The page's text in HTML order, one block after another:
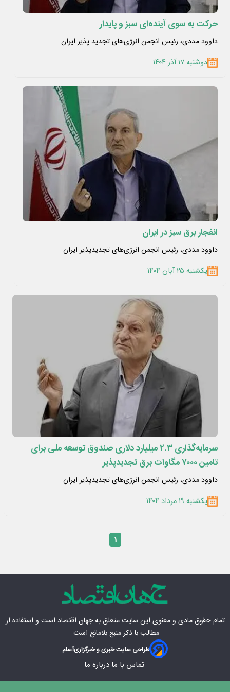
حرکت به سوی آینده‌ای سبز و پایدار
داوود مددی، رئیس‌ انجمن انرژی‌های تجدید پذیر ایران
دوشنبه ۱۷ آذر ۱۴۰۴
انفجار برق سبز در ایران
داوود مددی، رئیس انجمن انرژی‌های تجدیدپذیر ایران
یکشنبه ۲۵ آبان ۱۴۰۴
سرمایه‌گذاری ۲.۳ میلیارد دلاری صندوق توسعه ملی برای
تامین ۷۰۰۰ مگاوات برق تجدیدپذیر
داوود مددی، رئیس انجمن انرژی‌های تجدیدپذیر ایران
یکشنبه ۱۹ مرداد ۱۴۰۴
۱
تمام حقوق مادی‌ و معنوی این سایت متعلق بهجهان اقتصاد است و استفاده از
مطالب با ذکر منبع بلامانع است.
طراحی سایت خبری و خبرگزاریآسام
تماس با ما درباره ما